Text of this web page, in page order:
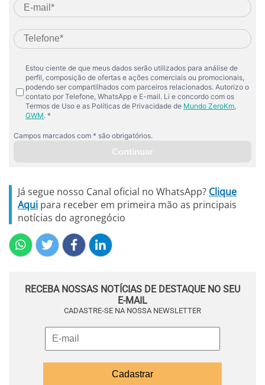
Já segue nosso Canal oficial no WhatsApp? Clique
Aqui para receber em primeira mão as principais
notícias do agronegócio
RECEBA NOSSAS NOTÍCIAS DE DESTAQUE NO SEU
E-MAIL
CADASTRE-SE NA NOSSA NEWSLETTER